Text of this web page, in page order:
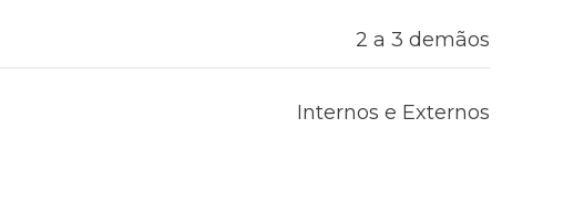
2 a 3 demãos
Internos e Externos